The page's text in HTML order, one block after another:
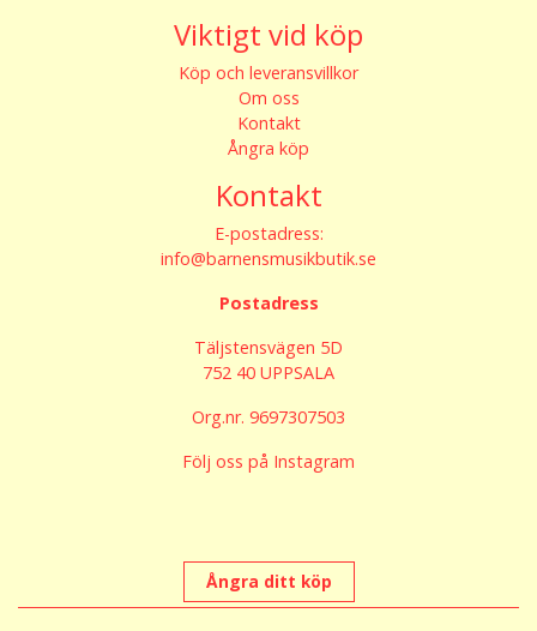
Viktigt vid köp
Köp och leveransvillkor
Om oss
Kontakt
Ångra köp
Kontakt
E-postadress:
info@barnensmusikbutik.se
Postadress
Täljstensvägen 5D
752 40 UPPSALA
Org.nr. 9697307503
Följ oss på Instagram
Ångra ditt köp